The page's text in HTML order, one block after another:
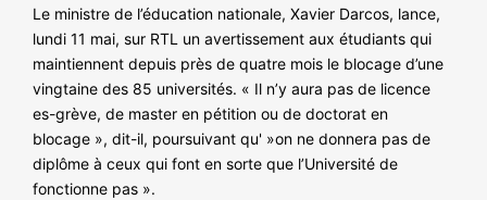
COMMUNIQUÉS
NOS ACTIONS
Le ministre de l’éducation nationale, Xavier Darcos, lance,
lundi 11 mai, sur RTL un avertissement aux étudiants qui
maintiennent depuis près de quatre mois le blocage d’une
vingtaine des 85 universités. « Il n’y aura pas de licence
es-grève, de master en pétition ou de doctorat en
blocage », dit-il, poursuivant qu' »on ne donnera pas de
diplôme à ceux qui font en sorte que l’Université de
fonctionne pas ».